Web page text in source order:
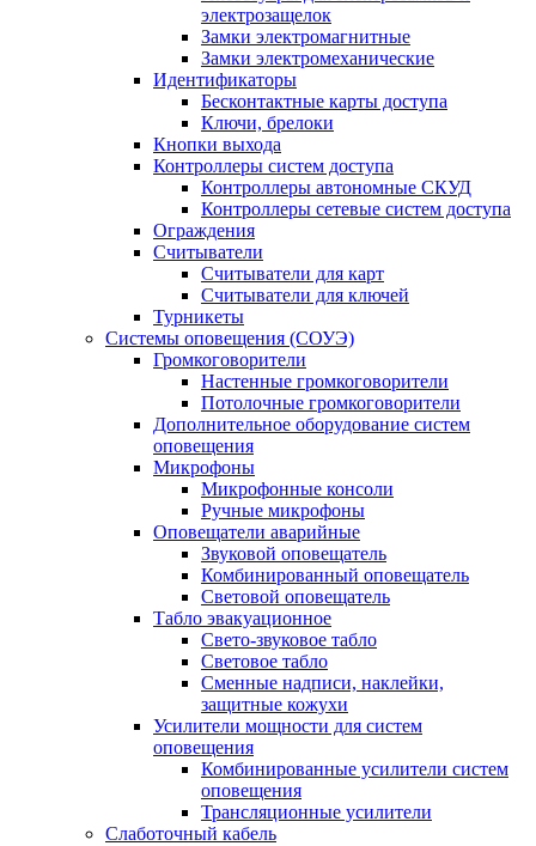
электрозащелок
Замки электромагнитные
Замки электромеханические
Идентификаторы
Бесконтактные карты доступа
Ключи, брелоки
Кнопки выхода
Контроллеры систем доступа
Контроллеры автономные СКУД
Контроллеры сетевые систем доступа
Ограждения
Считыватели
Считыватели для карт
Считыватели для ключей
Турникеты
Системы оповещения (СОУЭ)
Громкоговорители
Настенные громкоговорители
Потолочные громкоговорители
Дополнительное оборудование систем
оповещения
Микрофоны
Микрофонные консоли
Ручные микрофоны
Оповещатели аварийные
Звуковой оповещатель
Комбинированный оповещатель
Световой оповещатель
Табло эвакуационное
Свето-звуковое табло
Световое табло
Сменные надписи, наклейки,
защитные кожухи
Усилители мощности для систем
оповещения
Комбинированные усилители систем
оповещения
Трансляционные усилители
Слаботочный кабель